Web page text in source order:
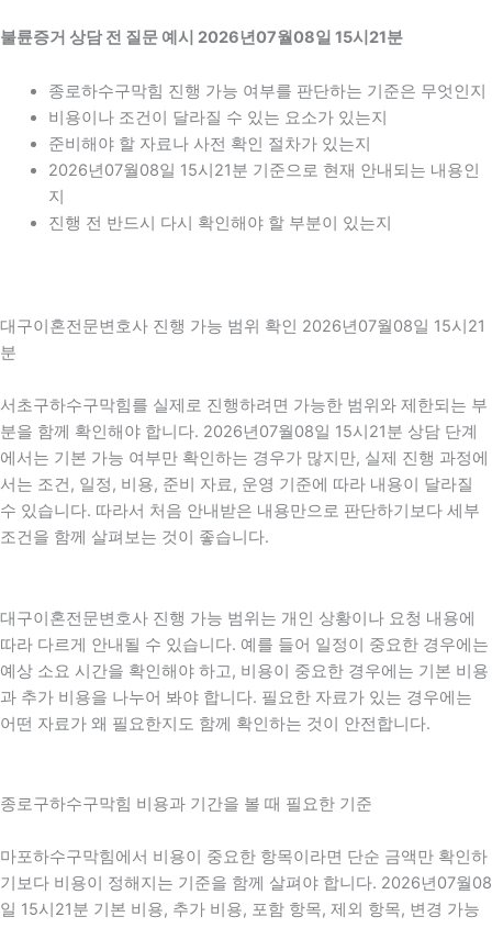
불륜증거 상담 전 질문 예시 2026년07월08일 15시21분
종로하수구막힘 진행 가능 여부를 판단하는 기준은 무엇인지
비용이나 조건이 달라질 수 있는 요소가 있는지
준비해야 할 자료나 사전 확인 절차가 있는지
2026년07월08일 15시21분 기준으로 현재 안내되는 내용인
지
진행 전 반드시 다시 확인해야 할 부분이 있는지
대구이혼전문변호사 진행 가능 범위 확인 2026년07월08일 15시21
분
서초구하수구막힘를 실제로 진행하려면 가능한 범위와 제한되는 부
분을 함께 확인해야 합니다. 2026년07월08일 15시21분 상담 단계
에서는 기본 가능 여부만 확인하는 경우가 많지만, 실제 진행 과정에
서는 조건, 일정, 비용, 준비 자료, 운영 기준에 따라 내용이 달라질
수 있습니다. 따라서 처음 안내받은 내용만으로 판단하기보다 세부
조건을 함께 살펴보는 것이 좋습니다.
대구이혼전문변호사 진행 가능 범위는 개인 상황이나 요청 내용에
따라 다르게 안내될 수 있습니다. 예를 들어 일정이 중요한 경우에는
예상 소요 시간을 확인해야 하고, 비용이 중요한 경우에는 기본 비용
과 추가 비용을 나누어 봐야 합니다. 필요한 자료가 있는 경우에는
어떤 자료가 왜 필요한지도 함께 확인하는 것이 안전합니다.
종로구하수구막힘 비용과 기간을 볼 때 필요한 기준
마포하수구막힘에서 비용이 중요한 항목이라면 단순 금액만 확인하
기보다 비용이 정해지는 기준을 함께 살펴야 합니다. 2026년07월08
일 15시21분 기본 비용, 추가 비용, 포함 항목, 제외 항목, 변경 가능